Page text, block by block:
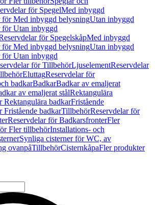
för SpegelMed inbyggd
för Med inbyggd belysningUtan inbyggd
för Utan inbyggd
för SpegelskåpMed inbyggd
för Med inbyggd belysningUtan inbyggd
för Utan inbyggd
för TillbehörLjuselementReservdelar
EluttagReservdelar för
badkarBadkarBadkar av emaljerat
av emaljerat stålRektangulära
Rektangulära badkarFristående
Fristående badkarTillbehörReservdelar för
Reservdelar för BadkarsfronterFler
Fler tillbehörInstallations- och
Synliga cisterner för WC, av
ovanpåTillbehörCisternkåpaFler produkter